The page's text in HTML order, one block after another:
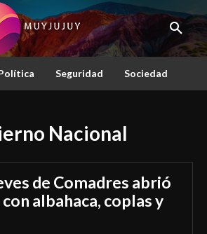
Seguridad Sociedad
Nacional
de Comadres abrió
albahaca, coplas y